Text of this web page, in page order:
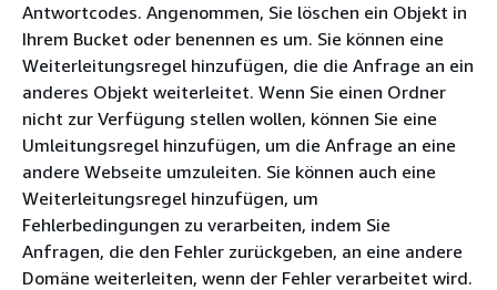
Antwortcodes. Angenommen, Sie löschen ein Objekt in
Ihrem Bucket oder benennen es um. Sie können eine
Weiterleitungsregel hinzufügen, die die Anfrage an ein
anderes Objekt weiterleitet. Wenn Sie einen Ordner
nicht zur Verfügung stellen wollen, können Sie eine
Umleitungsregel hinzufügen, um die Anfrage an eine
andere Webseite umzuleiten. Sie können auch eine
Weiterleitungsregel hinzufügen, um
Fehlerbedingungen zu verarbeiten, indem Sie
Anfragen, die den Fehler zurückgeben, an eine andere
Domäne weiterleiten, wenn der Fehler verarbeitet wird.